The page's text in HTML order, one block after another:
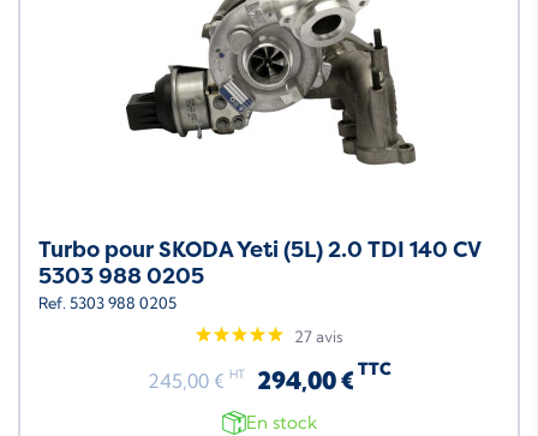
Turbo pour SKODA Yeti (5L) 2.0 TDI 140 CV
5303 988 0205
Ref. 5303 988 0205
27 avis
245,00 € HT 294,00 € TTC
En stock